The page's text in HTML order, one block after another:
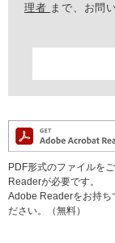
理者 まで、お問
PDF形式のファイルを
Readerが必要です。
Adobe Readerをお持ち
ださい。（無料）